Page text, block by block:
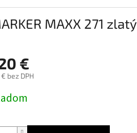
MAXX 271 zlatý
€
bez DPH